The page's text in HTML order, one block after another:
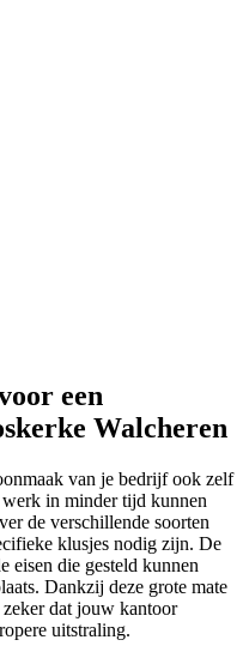
een
Walcheren
van je bedrijf ook zelf
in minder tijd kunnen
de verschillende soorten
klusjes nodig zijn. De
eisen die gesteld kunnen
Dankzij deze grote mate
dat jouw kantoor
uitstraling.